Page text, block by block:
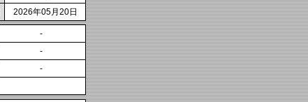
2026年05月20日
-
-
-